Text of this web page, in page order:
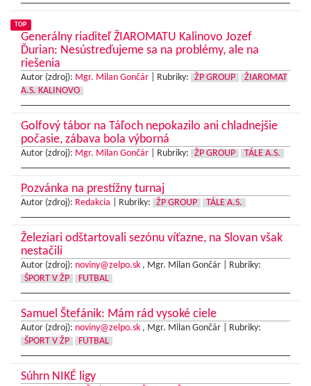
TOP
Generálny riaditeľ ŽIAROMATU Kalinovo Jozef
Ďurian: Nesústreďujeme sa na problémy, ale na
riešenia
Autor (zdroj): Mgr. Milan Gončár Rubriky: ŽP GROUP
ŽIAROMAT
A.S. KALINOVO
Golfový tábor na Táľoch nepokazilo ani chladnejšie
počasie, zábava bola výborná
Autor (zdroj): Mgr. Milan Gončár Rubriky: ŽP GROUP TÁLE A.S.
Pozvánka na prestížny turnaj
Autor (zdroj): Redakcia Rubriky: ŽP GROUP TÁLE A.S.
Železiari odštartovali sezónu víťazne, na Slovan však
nestačili
Autor (zdroj): noviny@zelpo.sk , Mgr. Milan Gončár |
Rubriky:
ŠPORT V ŽP
FUTBAL
Samuel Štefánik: Mám rád vysoké ciele
Autor (zdroj): noviny@zelpo.sk , Mgr. Milan Gončár |
Rubriky:
ŠPORT V ŽP
FUTBAL
Súhrn NIKÉ ligy